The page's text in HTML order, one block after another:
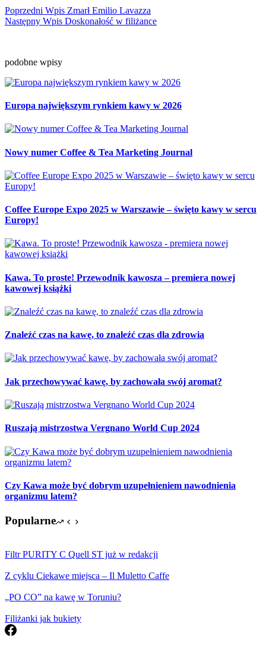
Poprzedni Wpis Zmarł Emilio Lavazza
Następny Wpis Doskonałość w filiżance
podobne wpisy
Europa największym rynkiem kawy w 2026
Nowy numer Coffee & Tea Marketing Journal
Coffee Europe Expo 2025 w Warszawie – święto kawy w sercu
Europy!
Kawa. To proste! Przewodnik kawosza – premiera nowej
kawowej książki
Znaleźć czas na kawę, to znaleźć czas dla zdrowia
Jak przechowywać kawę, by zachowała swój aromat?
Ruszają mistrzostwa Vergnano World Cup 2024
Czy Kawa może być dobrym uzupełnieniem nawodnienia
organizmu latem?
Popularne
Filtr PURITY C Quell ST już w redakcji
Z cyklu Ciekawe miejsca – Il Muletto Caffe
„PO CO” na kawę w Toruniu?
Filiżanki jak bukiety